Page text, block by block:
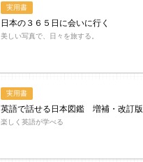
実用書
日本の３６５日に会いに行く
美しい写真で、日々を旅する。
実用書
英語で話せる日本図鑑 増補・改訂版
楽しく英語が学べる